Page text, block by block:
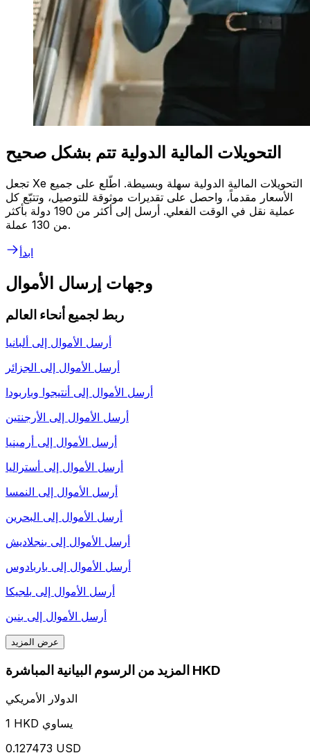
التحويلات المالية الدولية تتم بشكل صحيح
تجعل Xe التحويلات المالية الدولية سهلة وبسيطة. اطّلع على جميع
الأسعار مقدماً، واحصل على تقديرات موثوقة للتوصيل، وتتبّع كل
عملية نقل في الوقت الفعلي. أرسل إلى أكثر من 190 دولة بأكثر
من 130 عملة.
ابدأ
وجهات إرسال الأموال
ربط لجميع أنحاء العالم
أرسل الأموال إلى ألبانيا
أرسل الأموال إلى الجزائر
أرسل الأموال إلى أنتيجوا وباربودا
أرسل الأموال إلى الأرجنتين
أرسل الأموال إلى أرمينيا
أرسل الأموال إلى أستراليا
أرسل الأموال إلى النمسا
أرسل الأموال إلى البحرين
أرسل الأموال إلى بنجلاديش
أرسل الأموال إلى باربادوس
أرسل الأموال إلى بلجيكا
أرسل الأموال إلى بنين
عرض المزيد
المزيد من الرسوم البيانية المباشرة HKD
الدولار الأمريكي
1 HKD يساوي
0.127473 USD